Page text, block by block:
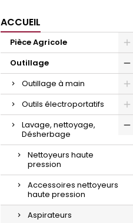
ACCUEIL
Pièce Agricole
Outillage
Outillage à main
Outils électroportatifs
Lavage, nettoyage,
Désherbage
Nettoyeurs haute
pression
Accessoires nettoyeurs
haute pression
Aspirateurs